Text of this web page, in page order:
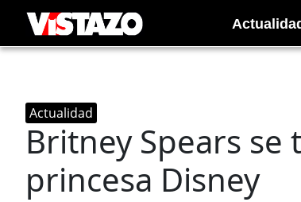
Actualidad
Britney Spears
princesa Disney